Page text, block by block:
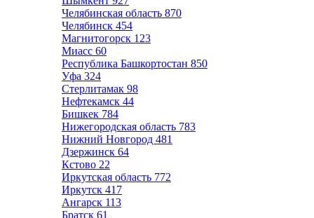
Челябинская область 870
Челябинск 454
Магнитогорск 123
Миасс 60
Республика Башкортостан 850
Уфа 324
Стерлитамак 98
Нефтекамск 44
Бишкек 784
Нижегородская область 783
Нижний Новгород 481
Дзержинск 64
Кстово 22
Иркутская область 772
Иркутск 417
Ангарск 113
Братск 61